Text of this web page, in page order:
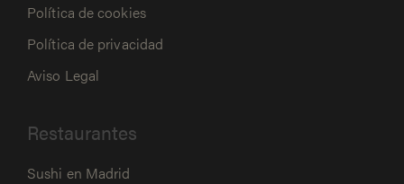
Política de cookies
Política de privacidad
Aviso Legal
Restaurantes
Sushi en Madrid